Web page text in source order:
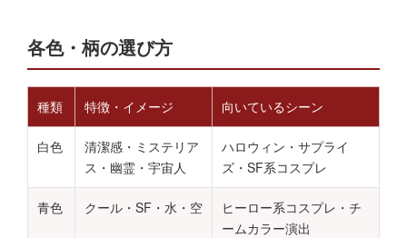
各色・柄の選び方
種類 特徴・イメージ 向いているシーン
白色
清潔感・ミステリア
ス・幽霊・宇宙人
ハロウィン・サプライ
ズ・SF系コスプレ
青色 クール・SF・水・空
ヒーロー系コスプレ・チ
ームカラー演出